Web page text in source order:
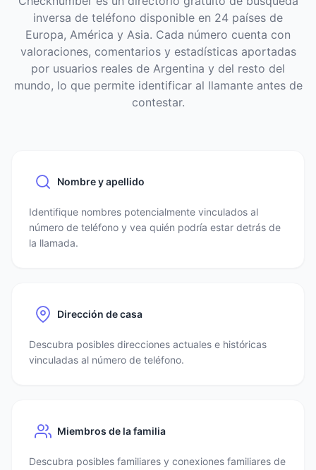
inversa de teléfono disponible en 24 países de
Europa, América y Asia. Cada número cuenta con
valoraciones, comentarios y estadísticas aportadas
por usuarios reales de Argentina y del resto del
mundo, lo que permite identificar al llamante antes de
contestar.
Nombre y apellido
Identifique nombres potencialmente vinculados al
número de teléfono y vea quién podría estar detrás de
la llamada.
Dirección de casa
Descubra posibles direcciones actuales e históricas
vinculadas al número de teléfono.
Miembros de la familia
Descubra posibles familiares y conexiones familiares de